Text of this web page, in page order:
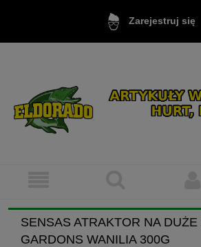
Zarejestruj się
SENSAS ATRAKTOR NA
GARDONS WANILIA 300G